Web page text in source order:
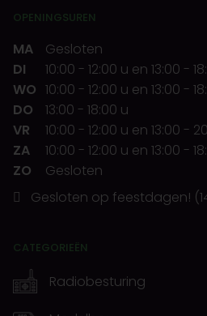
OPENINGSUREN
MA
Gesloten
DI
10:00 - 12:00 u en 13:00 -
WO 10:00 - 12:00 u en 13:00 -
DO
13:00 - 18:00 u
VR
10:00 - 12:00 u en 13:00 -
ZA
10:00 - 12:00 u en 13:00 -
ZO
Gesloten
Gesloten op feestdagen!
CATEGORIEËN
Radiobesturing